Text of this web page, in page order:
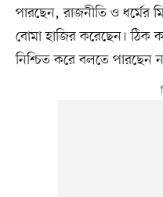
পারছেন, রাজনীতি ও ধর্মের
বোমা হাজির করেছেন। ঠিক
নিশ্চিত করে বলতে পারছেন